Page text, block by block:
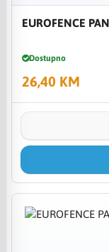
EUROFENCE
Dostupno
26,40 KM